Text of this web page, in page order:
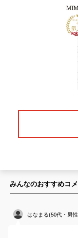
みんなのおすすめコ
はなまる(50代・男